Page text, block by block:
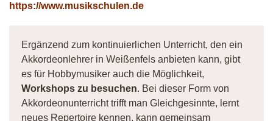
https://www.musikschulen.de
Ergänzend zum kontinuierlichen Unterricht, den ein
Akkordeonlehrer in Weißenfels anbieten kann, gibt
es für Hobbymusiker auch die Möglichkeit,
Workshops zu besuchen. Bei dieser Form von
Akkordeonunterricht trifft man Gleichgesinnte, lernt
neues Repertoire kennen, kann gemeinsam